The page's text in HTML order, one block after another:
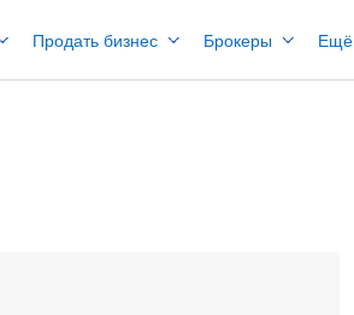
Продать бизнес Брокеры Ещё